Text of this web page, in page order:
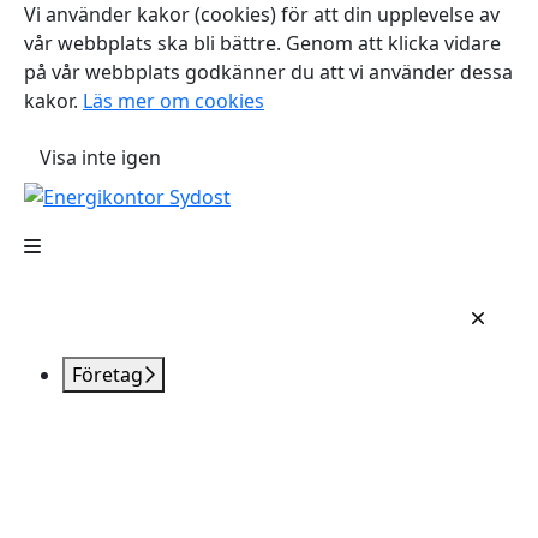
Vi använder kakor (cookies) för att din upplevelse av
vår webbplats ska bli bättre. Genom att klicka vidare
på vår webbplats godkänner du att vi använder dessa
kakor. Läs mer om cookies
Visa inte igen
Företag